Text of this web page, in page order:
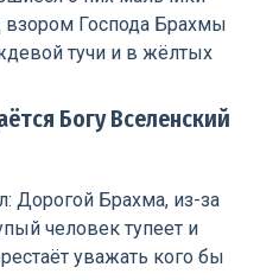
Богу Вселенский